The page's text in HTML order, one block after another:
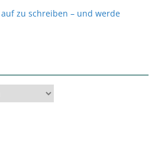
zu schreiben – und werde